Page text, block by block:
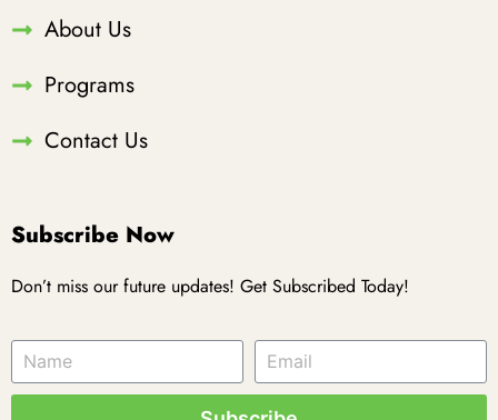
About Us
Programs
Contact Us
Subscribe Now
Don’t miss our future updates! Get Subscribed Today!